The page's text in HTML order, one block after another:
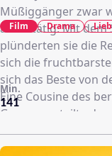
Müßiggänger zwar
als untätig. Mit dem
plünderten sie die
sich die
sich das Beste von
Eine Cousine des
Grey, verurteilte das
Standesgenossen
religiösen
141
Min.
Film Drama